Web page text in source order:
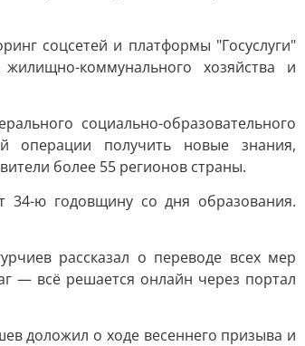
соцсетей и платформы "Госуслуги"
коммунального хозяйства и
социально-образовательного
операции получить новые знания,
более 55 регионов страны.
34-ю годовщину со дня образования.
рассказал о переводе всех мер
— всё решается онлайн через портал
доложил о ходе весеннего призыва и